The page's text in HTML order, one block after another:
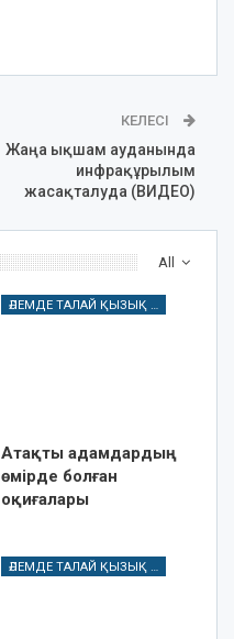
КЕЛЕСІ
Жаңа ықшам ауданында
инфрақұрылым
жасақталуда (ВИДЕО)
All
ӘЛЕМДЕ ТАЛАЙ ҚЫЗЫҚ БАР
Атақты адамдардың
өмірде болған
оқиғалары
ӘЛЕМДЕ ТАЛАЙ ҚЫЗЫҚ БАР